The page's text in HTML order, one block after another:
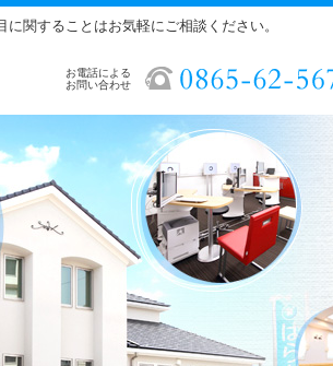
関することはお気軽にご相談ください。
お電話による
お問い合わせ